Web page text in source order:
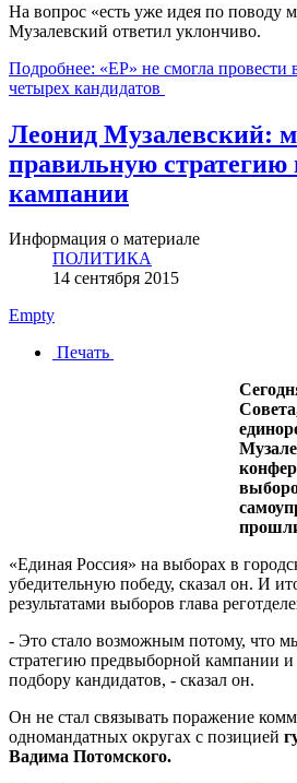
На вопрос «есть уже идея по поводу
Музалевский ответил уклончиво.
Подробнее: «ЕР» не смогла провести
четырех кандидатов
Леонид Музалевский:
правильную стратегию
кампании
Информация о материале
ПОЛИТИКА
14 сентября 2015
Empty
Печать
«Единая Россия» на выборах в
убедительную победу, сказал он. И
результатами выборов глава
- Это стало возможным потому, что
стратегию предвыборной кампании
подбору кандидатов, - сказал он.
Он не стал связывать поражение
одномандатных округах с позицией
Вадима Потомского.